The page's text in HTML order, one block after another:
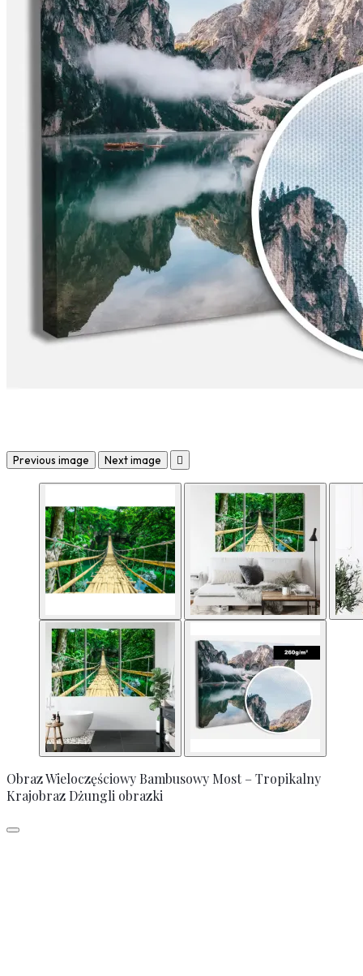
Previous image Next image 
Obraz Wieloczęściowy Bambusowy Most – Tropikalny
Krajobraz Dżungli obrazki